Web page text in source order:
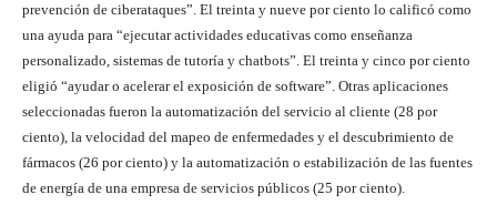
prevención de ciberataques”. El treinta y nueve por ciento lo calificó como
una ayuda para “ejecutar actividades educativas como enseñanza
personalizado, sistemas de tutoría y chatbots”. El treinta y cinco por ciento
eligió “ayudar o acelerar el exposición de software”. Otras aplicaciones
seleccionadas fueron la automatización del servicio al cliente (28 por
ciento), la velocidad del mapeo de enfermedades y el descubrimiento de
fármacos (26 por ciento) y la automatización o estabilización de las fuentes
de energía de una empresa de servicios públicos (25 por ciento).